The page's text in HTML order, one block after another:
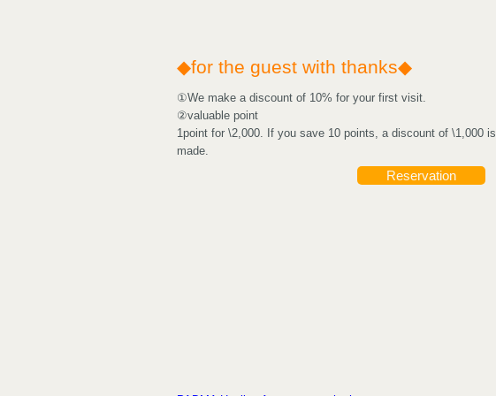
◆for the guest with thanks◆
①We make a discount of 10% for your first visit.
②valuable point
1point for \2,000. If you save 10 points, a discount of \1,000 is
made.
Reservation